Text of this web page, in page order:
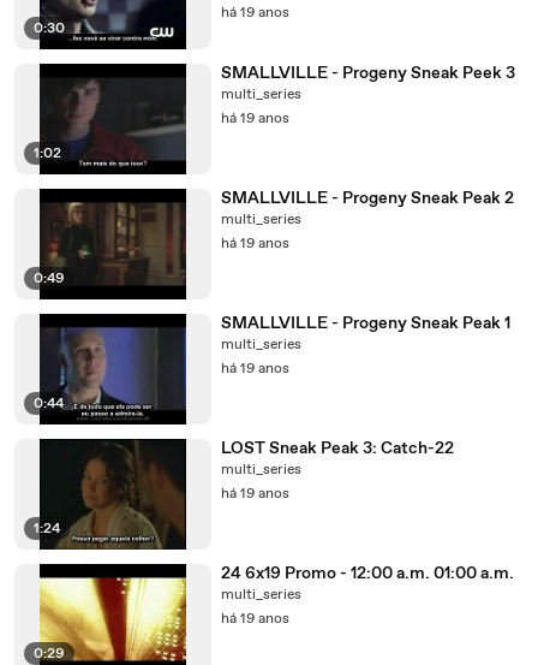
0:30
há 19 anos
1:02
SMALLVILLE - Progeny Sneak Peek 3
multi_series
há 19 anos
0:49
SMALLVILLE - Progeny Sneak Peak 2
multi_series
há 19 anos
0:44
SMALLVILLE - Progeny Sneak Peak 1
multi_series
há 19 anos
1:24
LOST Sneak Peak 3: Catch-22
multi_series
há 19 anos
0:29
24 6x19 Promo - 12:00 a.m. 01:00 a.m.
multi_series
há 19 anos